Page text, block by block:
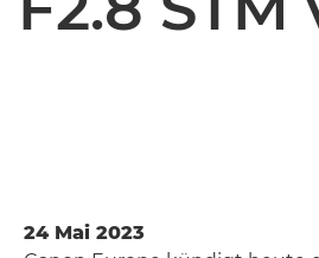
24 Mai 2023